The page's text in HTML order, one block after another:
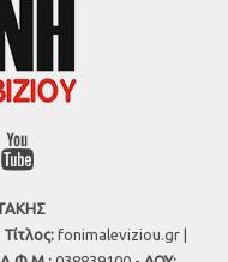
Τίτλος:fonimaleviziou.gr |